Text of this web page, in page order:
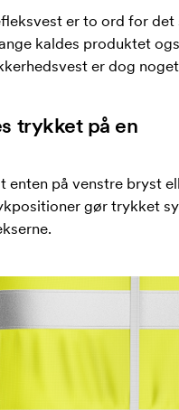
er to ord for det
kaldes produktet
er dog
trykket på en
enten på venstre bryst
gør trykket